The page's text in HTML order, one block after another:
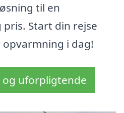
til en
Start din rejse
i dag!
og uforpligtende